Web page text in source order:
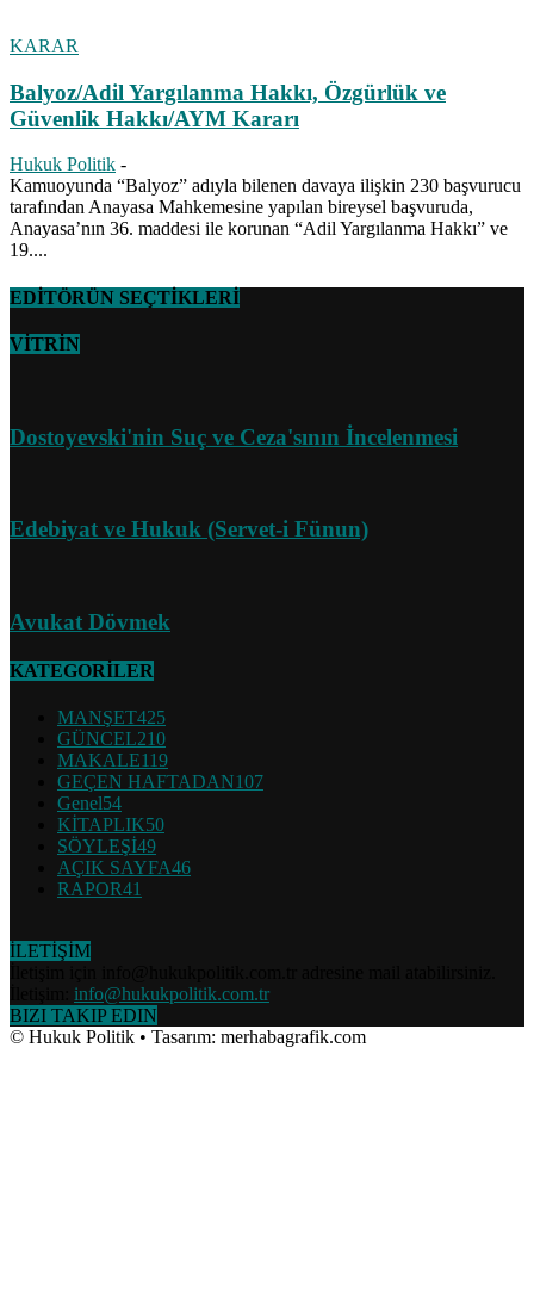
KARAR
Balyoz/Adil Yargılanma Hakkı, Özgürlük ve
Güvenlik Hakkı/AYM Kararı
Hukuk Politik -
Kamuoyunda “Balyoz” adıyla bilenen davaya ilişkin 230 başvurucu
tarafından Anayasa Mahkemesine yapılan bireysel başvuruda,
Anayasa’nın 36. maddesi ile korunan “Adil Yargılanma Hakkı” ve
19....
EDİTÖRÜN SEÇTİKLERİ
VİTRİN
Dostoyevski'nin Suç ve Ceza'sının İncelenmesi
Edebiyat ve Hukuk (Servet-i Fünun)
Avukat Dövmek
KATEGORİLER
MANŞET425
GÜNCEL210
MAKALE119
GEÇEN HAFTADAN107
Genel54
KİTAPLIK50
SÖYLEŞİ49
AÇIK SAYFA46
RAPOR41
İLETİŞİM
info@hukukpolitik.com.tr
BIZI TAKIP EDIN
© Hukuk Politik • Tasarım: merhabagrafik.com